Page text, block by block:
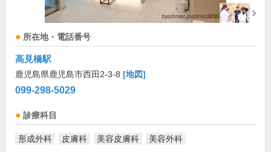
所在地・電話番号
高見橋駅
鹿児島県鹿児島市西田2-3-8 [地図]
099-298-5029
診療科目
形成外科 皮膚科 美容皮膚科 美容外科